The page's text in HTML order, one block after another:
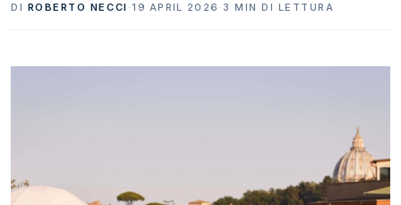
DI ROBERTO NECCI · 19 APRIL 2026 · 3 MIN DI LETTURA